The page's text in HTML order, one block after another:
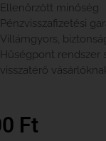
Ellenőrzött minőség
Pénzvisszafizetési
Villámgyors,
Hűségpont rendszer
visszatérő
Ft